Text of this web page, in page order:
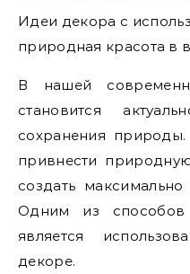
Идеи декора с
природная красота в
В нашей
становится
сохранения
привнести
создать
Одним из способов
является
декоре.